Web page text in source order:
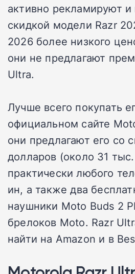
активно рекламируют
скидкой модели Razr
2026 более низкого
они не предлагают
Ultra.
Лучше всего покупать
официальном сайте
они предлагают его со
долларов (около 31
практически любого
ин, а также два
наушники Moto Buds 2
брелоков Moto. Razr
найти на Amazon и в